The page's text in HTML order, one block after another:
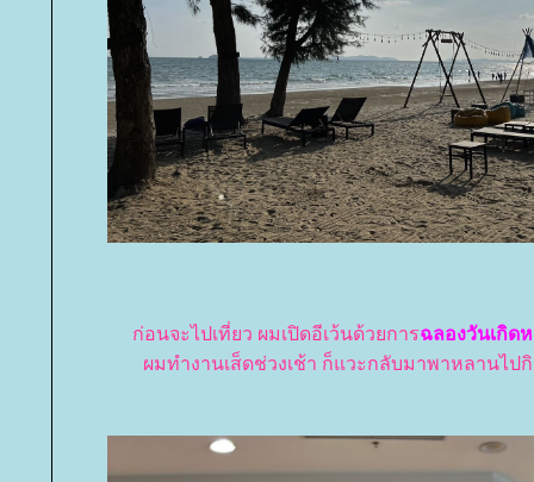
ก่อนจะไปเที่ยว ผมเปิดอีเว้นด้วยการฉลองวันเกิด
ผมทำงานเส็ดช่วงเช้า ก็แวะกลับมาพาหลานไ